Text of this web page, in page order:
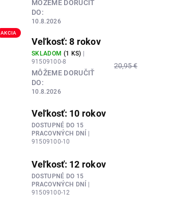
MÔŽEME DORUČIŤ
DO:
10.8.2026
AKCIA
Veľkosť: 8 rokov
SKLADOM (1 KS)
91509100-8
MÔŽEME DORUČIŤ
DO:
10.8.2026
20,95 €
Veľkosť: 10 rokov
DOSTUPNÉ DO 15
PRACOVNÝCH DNÍ |
91509100-10
Veľkosť: 12 rokov
DOSTUPNÉ DO 15
PRACOVNÝCH DNÍ |
91509100-12